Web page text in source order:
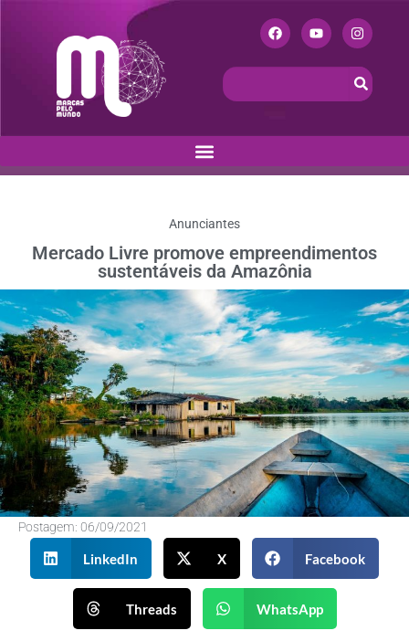
Anunciantes
Mercado Livre promove empreendimentos
sustentáveis da Amazônia
Postagem: 06/09/2021
LinkedIn X Facebook
Threads WhatsApp